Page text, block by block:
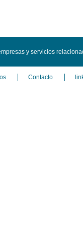
y servicios
Contacto